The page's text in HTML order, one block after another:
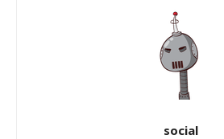
social